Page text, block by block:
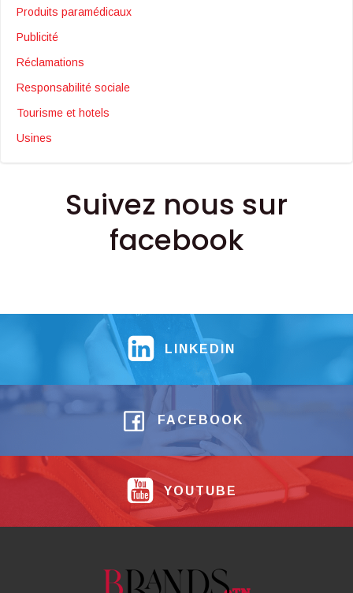
Produits paramédicaux
Publicité
Réclamations
Responsabilité sociale
Tourisme et hotels
Usines
Suivez nous sur
facebook
LINKEDIN
FACEBOOK
YOUTUBE